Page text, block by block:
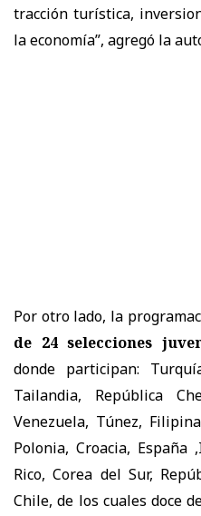
tracción turística,
la economía”, agregó la
Por otro lado, la
de 24 selecciones
donde participan:
Tailandia, República
Venezuela, Túnez,
Polonia, Croacia,
Rico, Corea del Sur,
Chile, de los cuales doce